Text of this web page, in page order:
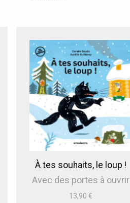
au
plus
ancien
À tes souhaits, le loup !
Avec des portes à ouvrir
13,90€